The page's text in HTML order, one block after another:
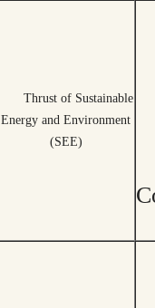
Thrust of Sustainable
Energy and Environment
(SEE)